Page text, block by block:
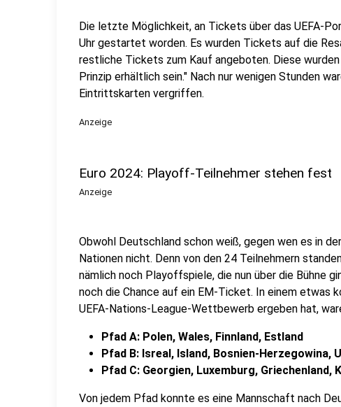
Die letzte Möglichkeit, an Tickets über das UEFA-
Uhr gestartet worden. Es wurden Tickets auf die
restliche Tickets zum Kauf angeboten. Diese
Prinzip erhältlich sein." Nach nur wenigen Stunden
Eintrittskarten vergriffen.
Anzeige
Euro 2024: Playoff-Teilnehmer stehen fest
Anzeige
Obwohl Deutschland schon weiß, gegen wen es in
Nationen nicht. Denn von den 24 Teilnehmern
nämlich noch Playoffspiele, die nun über die Bühne
noch die Chance auf ein EM-Ticket. In einem etwas
UEFA-Nations-League-Wettbewerb ergeben hat,
Pfad A: Polen, Wales, Finnland, Estland
Pfad B: Isreal, Island, Bosnien-Herzegowina,
Pfad C: Georgien, Luxemburg, Griechenland,
Von jedem Pfad konnte es eine Mannschaft nach